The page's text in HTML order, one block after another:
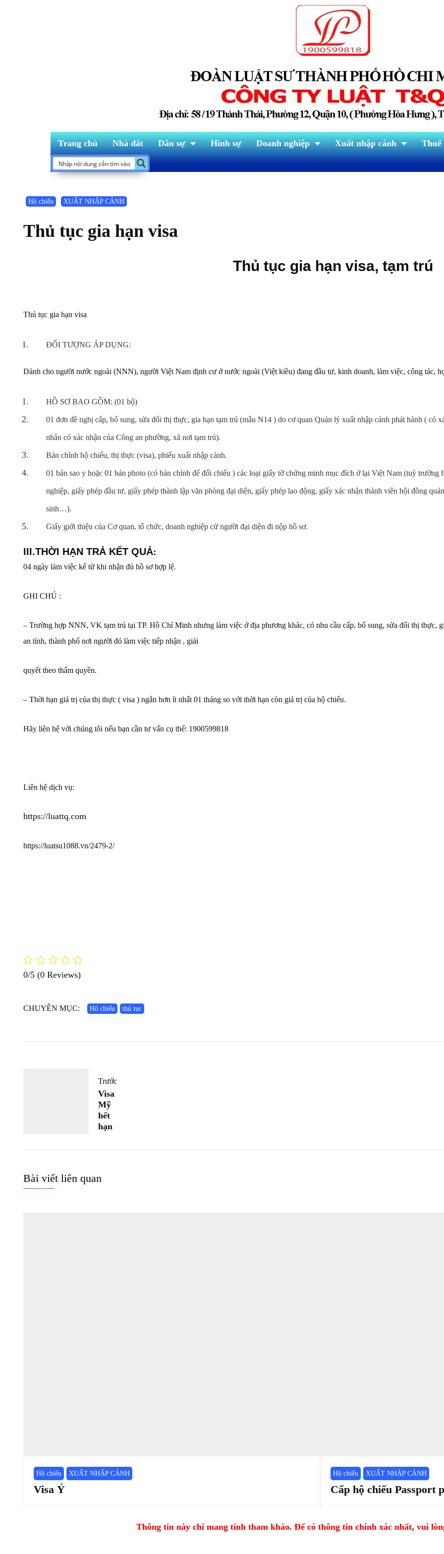
Trang chủ Nhà đất Dân sự Hình sự Doanh nghiệp Xuất nhập cảnh Thuế
Hộ chiếu XUẤT NHẬP CẢNH
Thủ tục gia hạn visa
Thủ tục gia hạn visa, tạm trú
Thủ tục gia hạn visa
ĐỐI TƯỢNG ÁP DỤNG:
Dành cho người nước ngoài (NNN), người Việt Nam định cư ở nước ngoài (Việt kiều) đang đầu tư, kinh doanh, làm việc, công tác,
HỒ SƠ BAO GỒM: (01 bộ)
01 đơn đề nghị cấp, bổ sung, sửa đổi thị thực, gia hạn tạm trú (mẫu N14 ) do cơ quan Quản lý xuất nhập cảnh phát hành ( có
nhân có xác nhận của Công an phường, xã nơi tạm trú).
Bản chính hộ chiếu, thị thực (visa), phiếu xuất nhập cảnh.
01 bản sao y hoặc 01 bản photo (có bản chính để đối chiếu ) các loại giấy tờ chứng minh mục đích ở lại Việt Nam (tuỳ
nghiệp, giấy phép đầu tư, giấy phép thành lập văn phòng đại diện, giấy phép lao động, giấy xác nhận thành viên hội đồng
sinh…).
Giấy giới thiệu của Cơ quan, tổ chức, doanh nghiệp cử người đại diện đi nộp hồ sơ.
III.THỜI HẠN TRẢ KẾT QUẢ:
04 ngày làm việc kể từ khi nhận đủ hồ sơ hợp lệ.
GHI CHÚ :
– Trường hợp NNN, VK tạm trú tại TP. Hồ Chí Minh nhưng làm việc ở địa phương khác, có nhu cầu cấp, bổ sung, sửa đổi thị thực,
an tỉnh, thành phố nơi người đó làm việc tiếp nhận , giải
quyết theo thẩm quyền.
– Thời hạn giá trị của thị thực ( visa ) ngắn hơn ít nhất 01 tháng so với thời hạn còn giá trị của hộ chiếu.
Hãy liên hệ với chúng tôi nếu bạn cần tư vấn cụ thể: 1900599818
Liên hệ dịch vụ:
https://luattq.com
https://luatsu1088.vn/2479-2/
0/5 (0 Reviews)
CHUYÊN MỤC: Hộ chiếu thủ tục
Trước
Visa
Mỹ
hết
hạn
Bài viết liên quan
Hộ chiếu XUẤT NHẬP CẢNH
Visa Ý
Hộ chiếu XUẤT NHẬP CẢNH
Cấp hộ chiếu Passport
Thông tin này chỉ mang tính tham khảo. Để có thông tin chính xác nhất, vui